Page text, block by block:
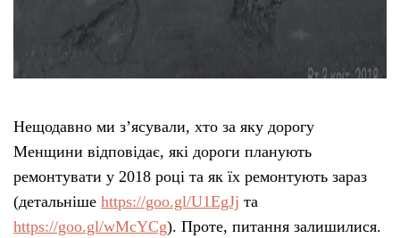
Нещодавно ми з’ясували, хто за яку дорогу
Менщини відповідає, які дороги планують
ремонтувати у 2018 році та як їх ремонтують зараз
(детальніше https://goo.gl/U1EgJj та
https://goo.gl/wMcYCg). Проте, питання залишилися.